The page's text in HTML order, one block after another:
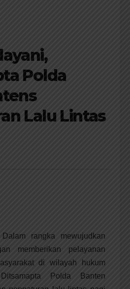
Polda
Lalu Lintas
rangka mewujudkan
memberikan pelayanan
di wilayah hukum
Polda Banten